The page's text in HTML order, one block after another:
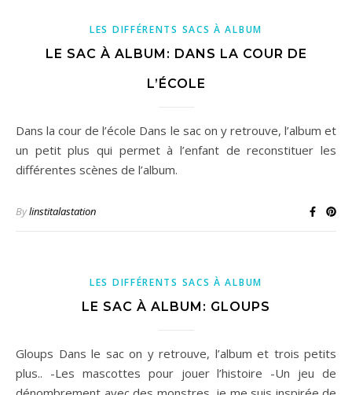
LES DIFFÉRENTS SACS À ALBUM
LE SAC À ALBUM: DANS LA COUR DE
L’ÉCOLE
Dans la cour de l’école Dans le sac on y retrouve, l’album et
un petit plus qui permet à l’enfant de reconstituer les
différentes scènes de l’album.
Bylinstitalastation
LES DIFFÉRENTS SACS À ALBUM
LE SAC À ALBUM: GLOUPS
Gloups Dans le sac on y retrouve, l’album et trois petits
plus.. -Les mascottes pour jouer l’histoire -Un jeu de